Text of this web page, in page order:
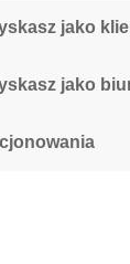
jako
jako